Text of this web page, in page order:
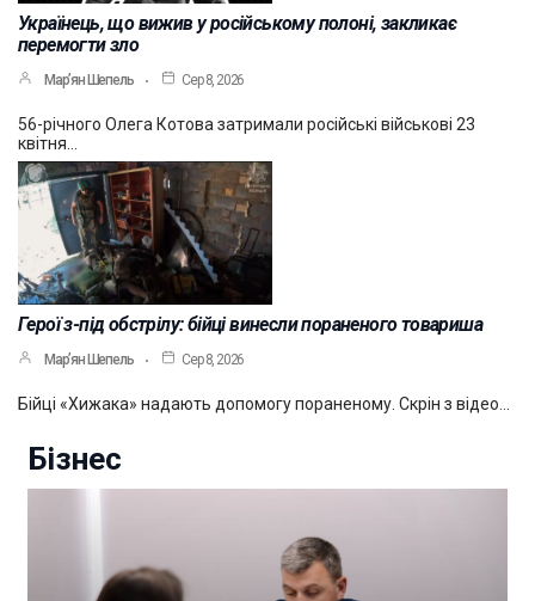
Українець, що вижив у російському полоні, закликає
перемогти зло
Мар’ян Шепель Сер 8, 2026
56-річного Олега Котова затримали російські військові 23
квітня…
Герої з-під обстрілу: бійці винесли пораненого товариша
Мар’ян Шепель Сер 8, 2026
Бійці «Хижака» надають допомогу пораненому. Скрін з відео…
Бізнес